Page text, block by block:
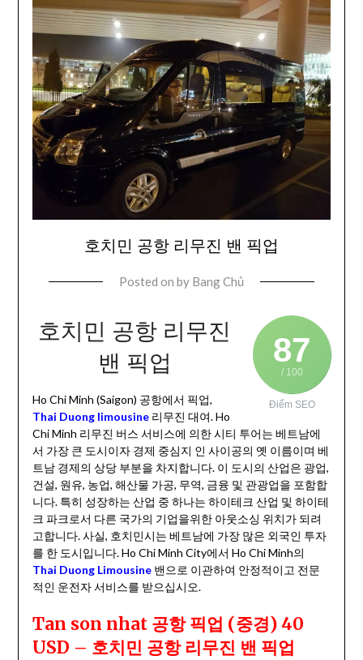
호치민 공항 리무진 밴 픽업
Posted on by Bang Chủ
87
/ 100
Điểm SEO
호치민 공항 리무진
밴 픽업
Ho Chi Minh (Saigon) 공항에서 픽업,
Thai Duong limousine리무진 대여. Ho
Chi Minh 리무진 버스 서비스에 의한 시티 투어는 베트남에
서 가장 큰 도시이자 경제 중심지 인 사이공의 옛 이름이며 베
트남 경제의 상당 부분을 차지합니다. 이 도시의 산업은 광업,
건설, 원유, 농업, 해산물 가공, 무역, 금융 및 관광업을 포함합
니다. 특히 성장하는 산업 중 하나는 하이테크 산업 및 하이테
크 파크로서 다른 국가의 기업을위한 아웃소싱 위치가 되려
고합니다. 사실, 호치민시는 베트남에 가장 많은 외국인 투자
를 한 도시입니다. Ho Chi Minh City에서 Ho Chi Minh의
Thai Duong Limousine밴으로 이관하여 안정적이고 전문
적인 운전자 서비스를 받으십시오.
Tan son nhat 공항 픽업 (중경) 40
USD – 호치민 공항 리무진 밴 픽업